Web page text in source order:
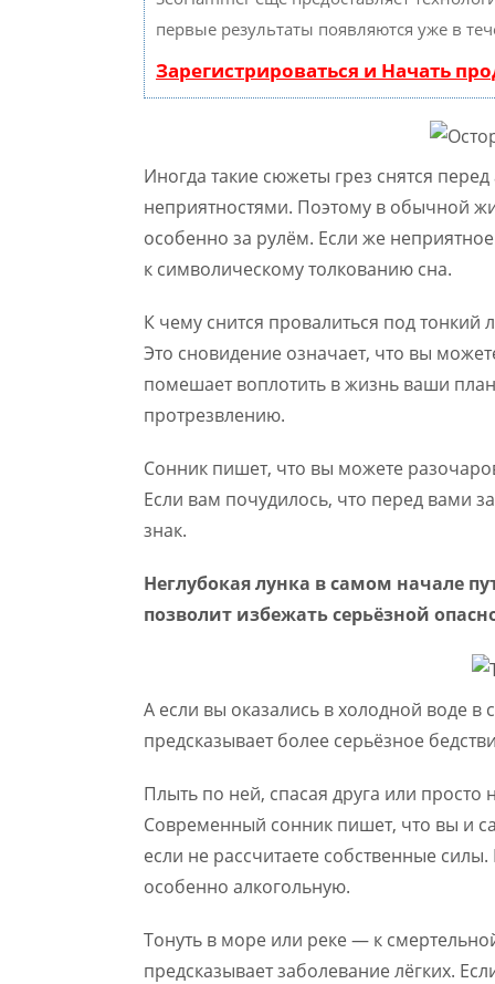
первые результаты появляются уже в
Зарегистрироваться и Начать
Иногда такие сюжеты грез снятся
неприятностями. Поэтому в обычной
особенно за рулём. Если же
к символическому толкованию сна.
К чему снится провалиться под
Это сновидение означает, что вы
помешает воплотить в жизнь ваши
протрезвлению.
Сонник пишет, что вы можете
Если вам почудилось, что перед вами
знак.
Неглубокая лунка в самом начале
позволит избежать серьёзной
А если вы оказались в холодной воде
предсказывает более серьёзное
Плыть по ней, спасая друга или
Современный сонник пишет, что вы и
если не рассчитаете собственные
особенно алкогольную.
Тонуть в море или реке — к
предсказывает заболевание лёгких.